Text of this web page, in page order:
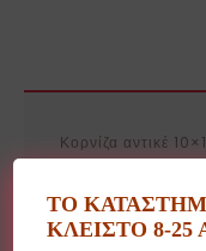
Κορνίζα αντικέ
ΤΟ
ΚΛΕΙΣΤΟ 8-